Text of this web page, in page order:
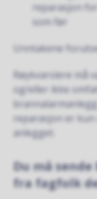
reparasjon
som før
Unntakene
Røykvarslere må
og/eller ikke
reparasjon er
anlegget.
Du må
fra fagfolk